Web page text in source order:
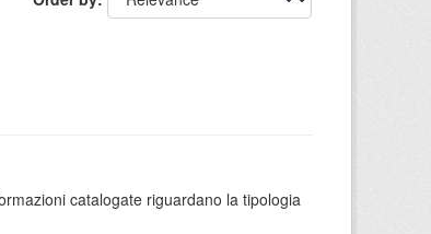
catalogate riguardano la tipologia